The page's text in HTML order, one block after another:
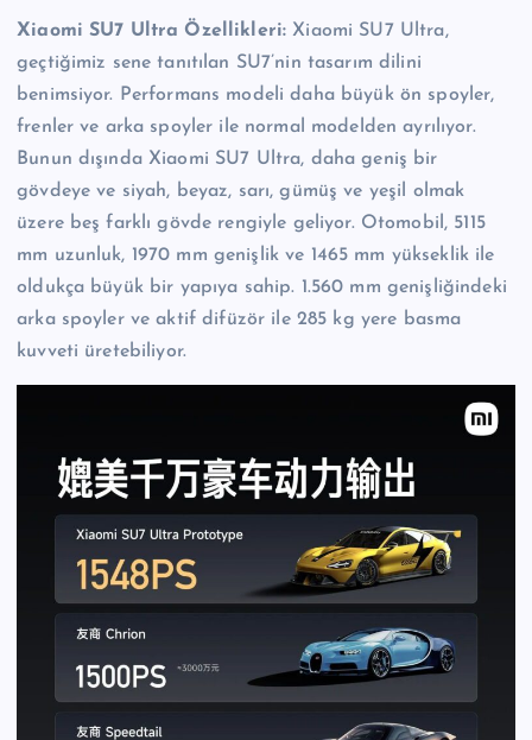
Xiaomi SU7 Ultra Özellikleri: Xiaomi SU7 Ultra,
geçtiğimiz sene tanıtılan SU7’nin tasarım dilini
benimsiyor. Performans modeli daha büyük ön spoyler,
frenler ve arka spoyler ile normal modelden ayrılıyor.
Bunun dışında Xiaomi SU7 Ultra, daha geniş bir
gövdeye ve siyah, beyaz, sarı, gümüş ve yeşil olmak
üzere beş farklı gövde rengiyle geliyor. Otomobil, 5115
mm uzunluk, 1970 mm genişlik ve 1465 mm yükseklik ile
oldukça büyük bir yapıya sahip. 1.560 mm genişliğindeki
arka spoyler ve aktif difüzör ile 285 kg yere basma
kuvveti üretebiliyor.